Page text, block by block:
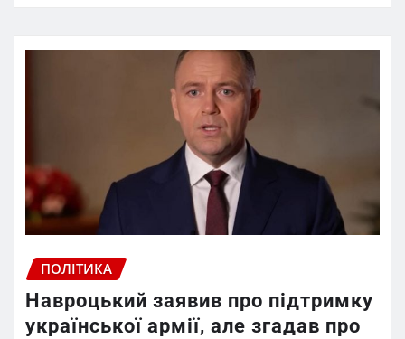
ПОЛІТИКА
Навроцький заявив про підтримку
української армії, але згадав про